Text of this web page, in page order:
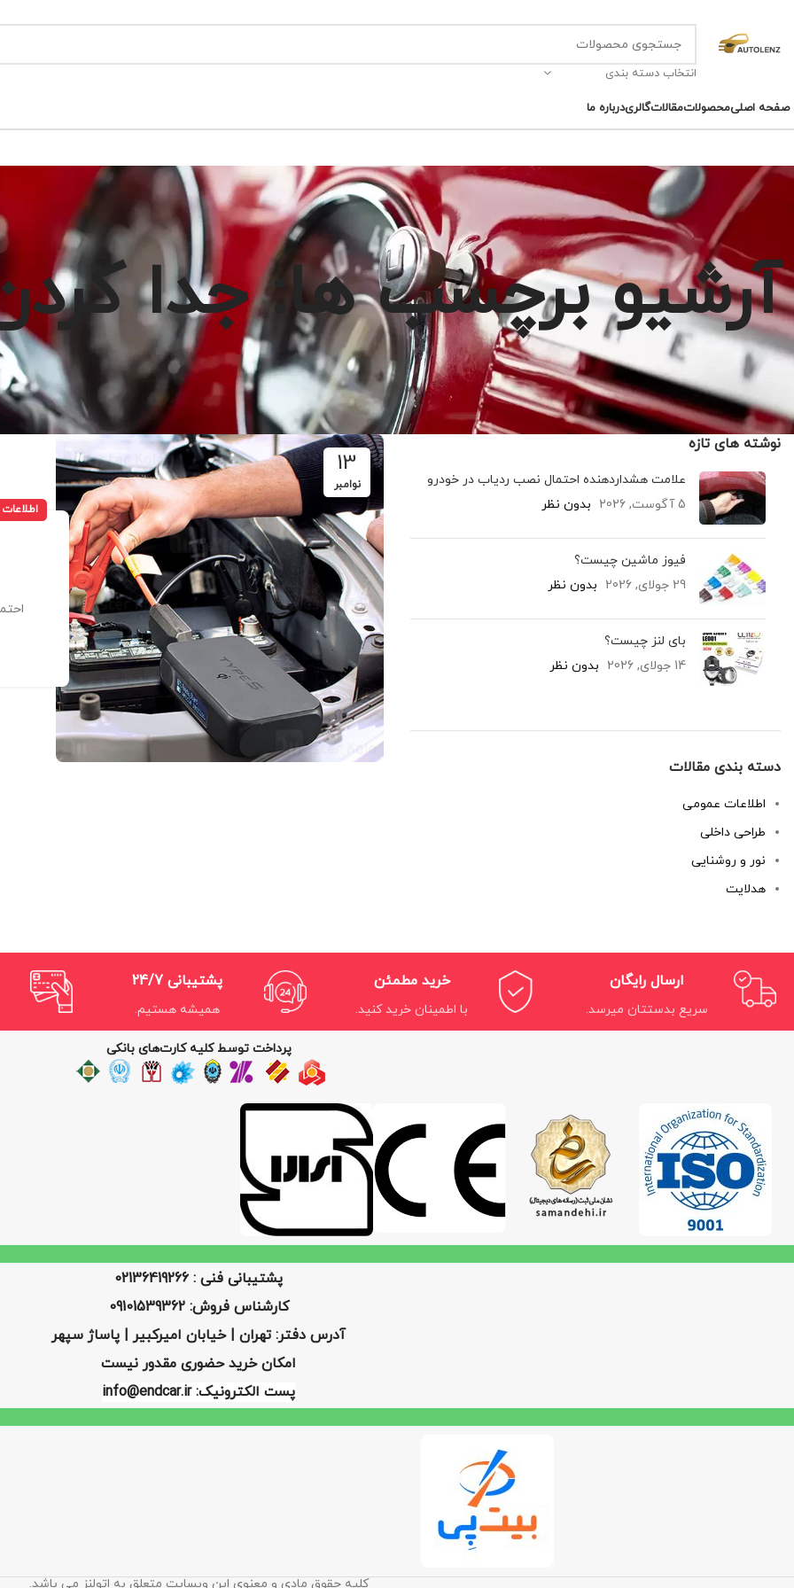
انتخاب دسته بندی
صفحه اصلیمحصولاتمقالاتگالریدرباره ما
آرشیو برچسب ها: جدا
13
نوامبر
نوشته های تازه
علامت هشداردهنده احتمال نصب ردیاب در خودرو
5 آگوست, 2026
بدون نظر
فیوز ماشین چیست؟
29 جولای, 2026
بدون نظر
بای لنز چیست؟
14 جولای, 2026
بدون نظر
دسته بندی مقالات
اطلاعات عمومی
طراحی داخلی
نور و روشنایی
هدلایت
ارسال رایگان
سریع بدستتان میرسد.
خرید مطمئن
با اطمینان خرید کنید.
پشتیبانی 24/7
همیشه هستیم.
پرداخت توسط کلیه کارت‌های بانکی
پشتیبانی فنی : 02136419266
کارشناس فروش: 09101539362
آدرس دفتر: تهران | خیابان امیرکبیر | پاساژ سپهر
امکان خرید حضوری مقدور نیست
پست الکترونیک: info@endcar.ir
کلیه حقوق مادی و معنوی این وبسایت متعلق به اتولنز می باشد.